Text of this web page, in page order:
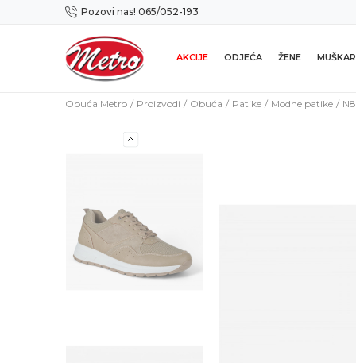
Pozovi nas! 065/052-193
Preuzmi NOVU Metro mobilnu aplikaciju!
AKCIJE ODJEĆA ŽENE
Obuća Metro Proizvodi Obuća Patike Modne patike